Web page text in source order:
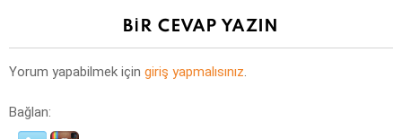
BIR CEVAP YAZIN
Yorum yapabilmek için giriş yapmalısınız.
Bağlan: